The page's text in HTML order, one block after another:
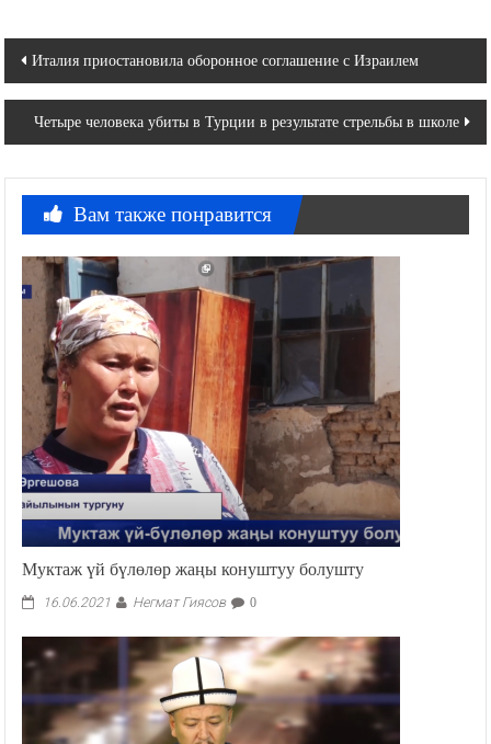
Навигация
по
записям
Италия приостановила оборонное соглашение с Израилем
Четыре человека убиты в Турции в результате стрельбы в школе
Вам также понравится
Муктаж үй бүлөлөр жаңы конуштуу болушту
16.06.2021 Негмат Гиясов 0